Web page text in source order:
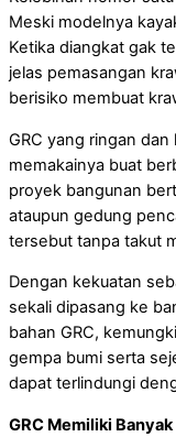
Meski modelnya
Ketika diangkat gak
jelas pemasangan
berisiko membuat
GRC yang ringan
memakainya buat
proyek bangunan
ataupun gedung
tersebut tanpa takut
Dengan kekuatan
sekali dipasang ke
bahan GRC,
gempa bumi serta
dapat terlindungi
GRC Memiliki